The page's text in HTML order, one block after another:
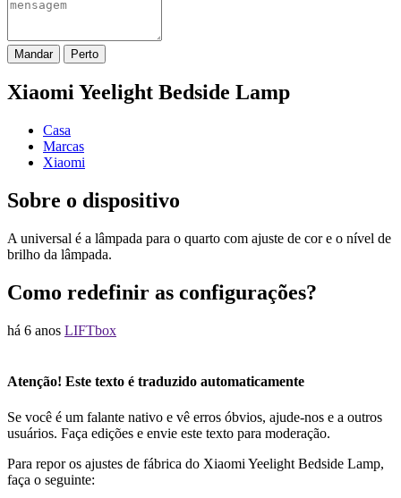
Mandar Perto
Xiaomi Yeelight Bedside Lamp
Casa
Marcas
Xiaomi
Sobre o dispositivo
A universal é a lâmpada para o quarto com ajuste de cor e o nível de
brilho da lâmpada.
Como redefinir as configurações?
há 6 anos LIFTbox
Atenção! Este texto é traduzido automaticamente
Se você é um falante nativo e vê erros óbvios, ajude-nos e a outros
usuários. Faça edições e envie este texto para moderação.
Para repor os ajustes de fábrica do Xiaomi Yeelight Bedside Lamp,
faça o seguinte: